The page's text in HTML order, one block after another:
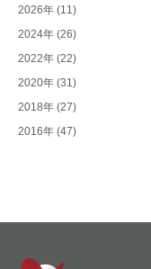
2026年 (11)
2024年 (26)
2022年 (22)
2020年 (31)
2018年 (27)
2016年 (47)